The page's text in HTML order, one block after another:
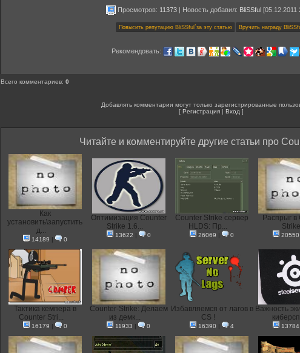
Просмотров: 11373| Новость добавил: BliSSful[05.12.2011
Рекомендовать:
Всего комментариев: 0
Добавлять комментарии могут только зарегистрированные
[ Регистрация | Вход ]
Читайте и комментируйте другие статьи про
Как
установить\запустить
д...
14189 | 0
Оптимизация Counter
Strike 1.6...
13622 | 0
Counter Strike сервер
HLDS: Пр...
26069 | 0
Распрыг в
Strike
20550
Тактика кемпера в
Counter Stri...
16179 | 0
Counter-Strike: Делаем
из демк...
11933 | 0
Избавляемся от лагов в
CS !
16390 | 4
Важность
13784